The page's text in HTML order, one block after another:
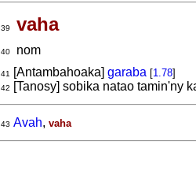
39 vaha
40nom
41 [Antambahoaka] garaba [1.78]
42 [Tanosy] sobika natao tamin'ny
43 Avah, vaha